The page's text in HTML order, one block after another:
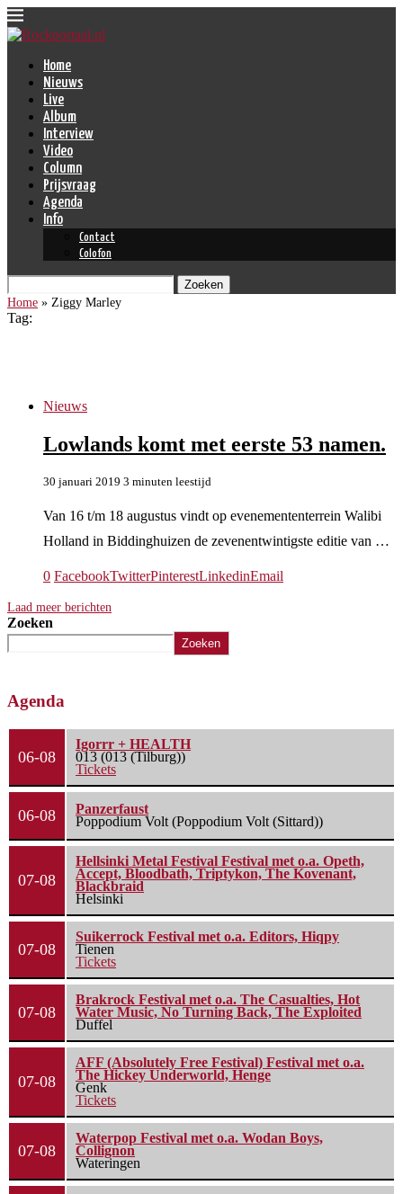
Home
Nieuws
Live
Album
Interview
Video
Column
Prijsvraag
Agenda
Info
Contact
Colofon
Zoeken
Home » Ziggy Marley
Tag:
Nieuws
Lowlands komt met eerste 53 namen.
30 januari 2019 3 minuten leestijd
Van 16 t/m 18 augustus vindt op evenemententerrein Walibi
Holland in Biddinghuizen de zevenentwintigste editie van …
0 FacebookTwitterPinterestLinkedinEmail
Laad meer berichten
Zoeken
Zoeken
Agenda
06-08
Igorrr + HEALTH
013 (013 (Tilburg))
Tickets
06-08
Panzerfaust
Poppodium Volt (Poppodium Volt (Sittard))
07-08
Hellsinki Metal Festival Festival met o.a. Opeth,
Accept, Bloodbath, Triptykon, The Kovenant,
Blackbraid
Helsinki
07-08
Suikerrock Festival met o.a. Editors, Hiqpy
Tienen
Tickets
07-08
Brakrock Festival met o.a. The Casualties, Hot
Water Music, No Turning Back, The Exploited
Duffel
07-08
AFF (Absolutely Free Festival) Festival met o.a.
The Hickey Underworld, Henge
Genk
Tickets
07-08
Waterpop Festival met o.a. Wodan Boys,
Collignon
Wateringen